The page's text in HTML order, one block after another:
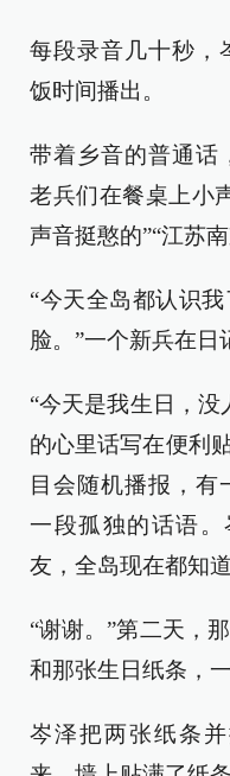
每段录音几十秒，
饭时间播出。
带着乡音的普通话
老兵们在餐桌上小
声音挺憨的”“江苏
“今天全岛都认识
脸。”一个新兵在日
“今天是我生日，
的心里话写在便利
目会随机播报，有
一段孤独的话语
友，全岛现在都知
“谢谢。”第二天，
和那张生日纸条，一
岑泽把两张纸条